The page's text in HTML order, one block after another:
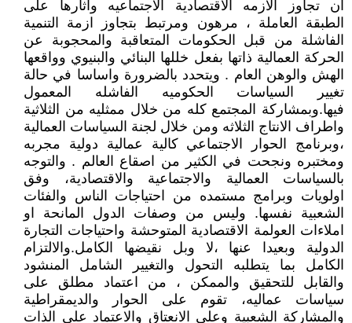
ان تجاوز الازمه الاقتصادية الاجتماعيه واثارها على
الطبقة العاملة ، مرهون ومرتبط بتجاوز ازمة التنمية
الفاشلة من قبل الحكومات المتعاقبة والمحجوبة عن
الحركة العمالية ذاتها بفعل خللها البنائي والبنيوي وواقعها
الهش والوهن العام . ويتحدد بالضرورة واساسا في حالة
تغيير السياسات الحكوميه الفاشله المعمول
فيها.وبمشاركة المجتمع كله من خلال ممثليه من الثلاثية
واطراف الانتاج الثلاثه ومن خلال لجنة السياسات العمالية
،وبرنامج الحوار الاجتماعي كالية عمالية دولية مجربه
ومختبره ونجحت في الكثير من اصقاع العالم . والتوجه
بالسياسات العمالية والاجتماعية والاقتصادية، وفق
اولويات وبرامج مستمده من احتياجات الناس والفئات
الشعبية نفسها. وليس من وصفات الدول المانحة او
املاءات العولمة الاقتصادية المتوحشة واحتياجات التجارة
الدولية وبعيدا عنها ،لا وبل نقيضها الكامل.والالتزام
الكامل بما يتطلبه التحول والتغيير الشامل المنشود
والقابل للتحقيق والممكن ، من اعتماد مطلق على
سياسات عماليه، تقوم على الحوار والديمقراطية
والمشاركة الشعبية وعلى الانعتاق والاعتماد على الذات